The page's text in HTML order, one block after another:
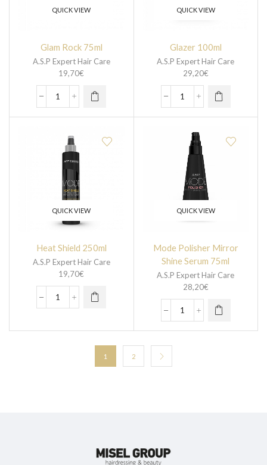
QUICK VIEW
Glam Rock 75ml
A.S.P Expert Hair Care
19,70€
QUICK VIEW
Glazer 100ml
A.S.P Expert Hair Care
29,20€
QUICK VIEW
Heat Shield 250ml
A.S.P Expert Hair Care
19,70€
QUICK VIEW
Mode Polisher Mirror
Shine Serum 75ml
A.S.P Expert Hair Care
28,20€
1 2